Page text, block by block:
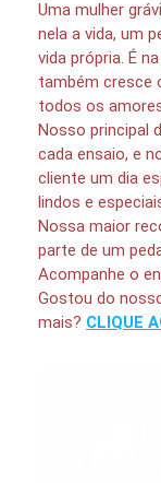
Uma mulher
nela a vida, um
vida própria. É
também cresce
todos os
Nosso principal
cada ensaio, e
cliente um dia
lindos e
Nossa maior
parte de um
Acompanhe o
Gostou do
mais? CLIQUE